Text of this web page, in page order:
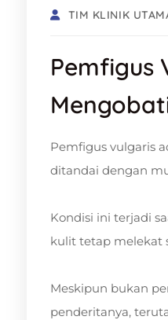
TIM KLINIK
Pemfigus
Pemfigus vulgaris
ditandai dengan
Kondisi ini terjadi
kulit tetap melekat
Meskipun bukan
penderitanya,